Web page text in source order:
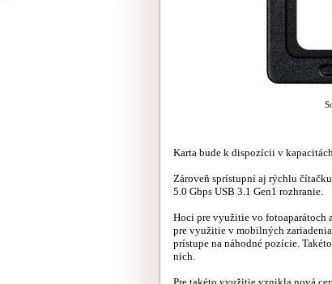
Karta bude k dispozícii v
Zároveň sprístupní aj rýchlu
5.0 Gbps USB 3.1 Gen1 rozhranie.
Hoci pre využitie vo fotoaparátoch
pre využitie v mobilných
prístupe na náhodné pozície.
nich.